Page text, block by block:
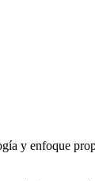
y enfoque